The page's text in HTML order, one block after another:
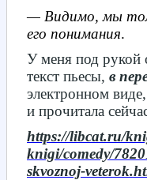
— Видимо, мы
его понимания.
У меня под рукой
текст пьесы, в
электронном
и прочитала
https://libcat.ru/
knigi/comedy/
skvoznoj-